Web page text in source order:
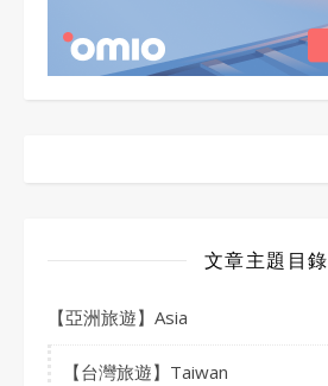
文章主題目錄
【亞洲旅遊】Asia
【台灣旅遊】Taiwan